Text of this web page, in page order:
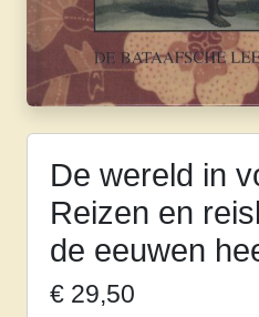
De wereld in
Reizen en
de eeuwen
€ 29,50